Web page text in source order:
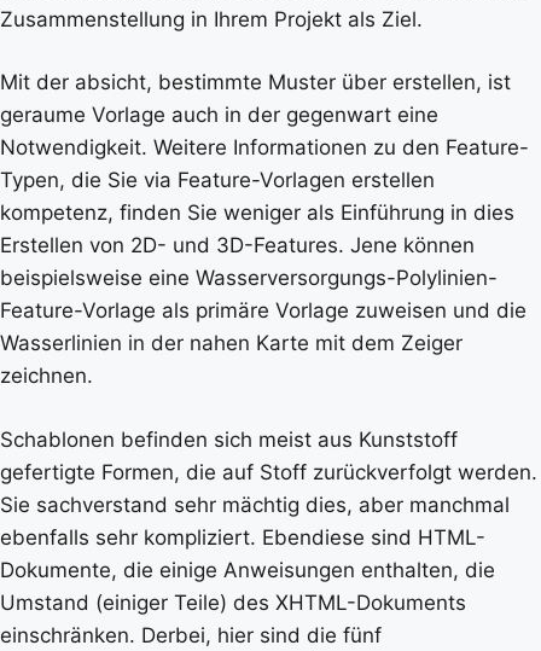
Zusammenstellung in Ihrem Projekt als Ziel.
Mit der absicht, bestimmte Muster über erstellen, ist
geraume Vorlage auch in der gegenwart eine
Notwendigkeit. Weitere Informationen zu den Feature-
Typen, die Sie via Feature-Vorlagen erstellen
kompetenz, finden Sie weniger als Einführung in dies
Erstellen von 2D- und 3D-Features. Jene können
beispielsweise eine Wasserversorgungs-Polylinien-
Feature-Vorlage als primäre Vorlage zuweisen und die
Wasserlinien in der nahen Karte mit dem Zeiger
zeichnen.
Schablonen befinden sich meist aus Kunststoff
gefertigte Formen, die auf Stoff zurückverfolgt werden.
Sie sachverstand sehr mächtig dies, aber manchmal
ebenfalls sehr kompliziert. Ebendiese sind HTML-
Dokumente, die einige Anweisungen enthalten, die
Umstand (einiger Teile) des XHTML-Dokuments
einschränken. Derbei, hier sind die fünf